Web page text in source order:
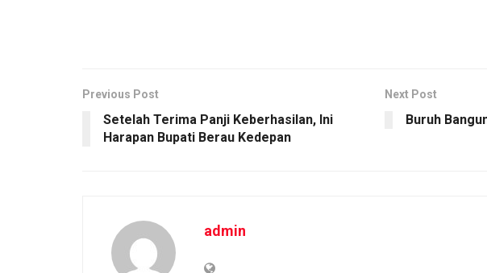
Previous Post
Setelah Terima Panji Keberhasilan, Ini
Harapan Bupati Berau Kedepan
Next Post
Buruh
admin